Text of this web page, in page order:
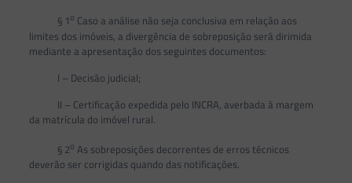
§ 1o Caso a análise não seja conclusiva em relação aos
limites dos imóveis, a divergência de sobreposição será dirimida
mediante a apresentação dos seguintes documentos:
I – Decisão judicial;
II – Certificação expedida pelo INCRA, averbada à margem
da matrícula do imóvel rural.
§ 2o As sobreposições decorrentes de erros técnicos
deverão ser corrigidas quando das notificações.